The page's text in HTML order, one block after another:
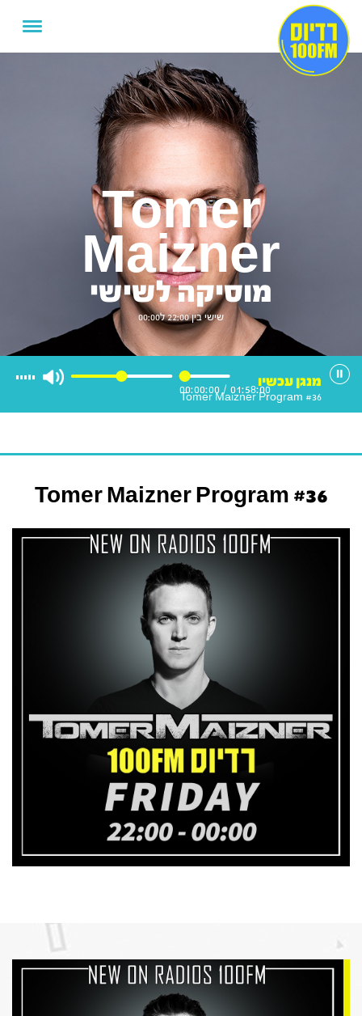
Tomer
Maizner
מוסיקה לשישי
שישי בין 22:00 ל00:00
01:58:00
/
00:00:00
מנגן עכשיו
Tomer Maizner Program #36
Tomer Maizner Program #36